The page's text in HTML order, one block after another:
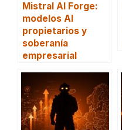
Mistral AI Forge:
modelos AI
propietarios y
soberanía
empresarial